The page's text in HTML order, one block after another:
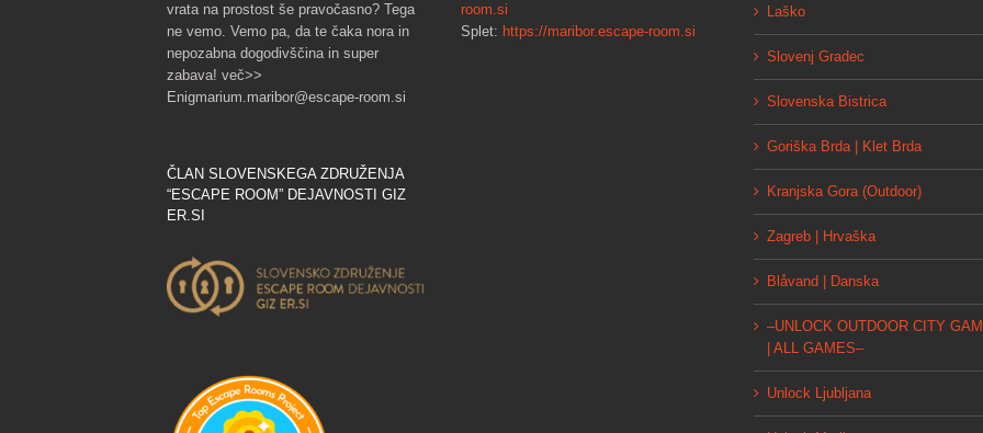
vrata na prostost še pravočasno? Tega
ne vemo. Vemo pa, da te čaka nora in
nepozabna dogodivščina in super
zabava! več>>
Enigmarium.maribor@escape-room.si
ČLAN SLOVENSKEGA ZDRUŽENJA
“ESCAPE ROOM” DEJAVNOSTI GIZ
ER.SI
room.si
Splet: https://maribor.escape-room.si
Laško
Slovenj Gradec
Slovenska Bistrica
Goriška Brda | Klet Brda
Kranjska Gora (Outdoor)
Zagreb | Hrvaška
Blåvand | Danska
–UNLOCK OUTDOOR CITY
| ALL GAMES–
Unlock Ljubljana